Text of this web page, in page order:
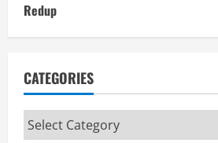
Redup
CATEGORIES
Categories